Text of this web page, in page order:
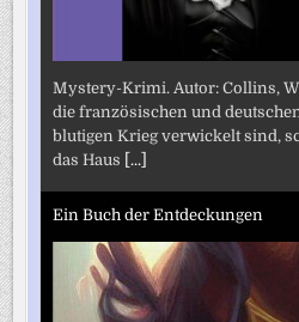
Mystery-Krimi. Autor: Collins,
die französischen und
blutigen Krieg verwickelt sind,
das Haus [...]
Ein Buch der Entdeckungen